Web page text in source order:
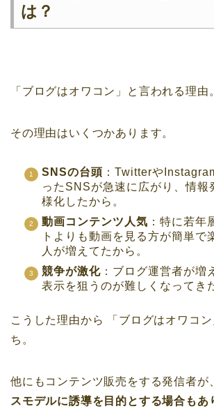
は？
「ブログはオワコン」と言われる理由。
その理由はいくつかあります。
SNSの台頭 ：Twitterや
ったSNSが急速に広がり、情報
様化したから。
動画コンテンツ人気 ：特に若年
トよりも動画を見る方が簡単で
人が増えてたから。
競争が激化 ：ブログ運営者が増
表示を狙うのが難しくなってき
こうした理由から
「ブログはオワコ
ち。
他にもコンテンツ販売をする発信者が、
スモデルに誘導を目的とする場合もあ